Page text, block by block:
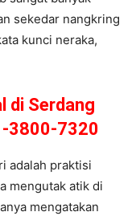
sekedar nangkring
kunci neraka,
di Serdang
3800-7320
adalah praktisi
mengutak atik di
mengatakan